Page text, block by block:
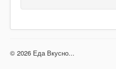
© 2026 Еда Вкусно...